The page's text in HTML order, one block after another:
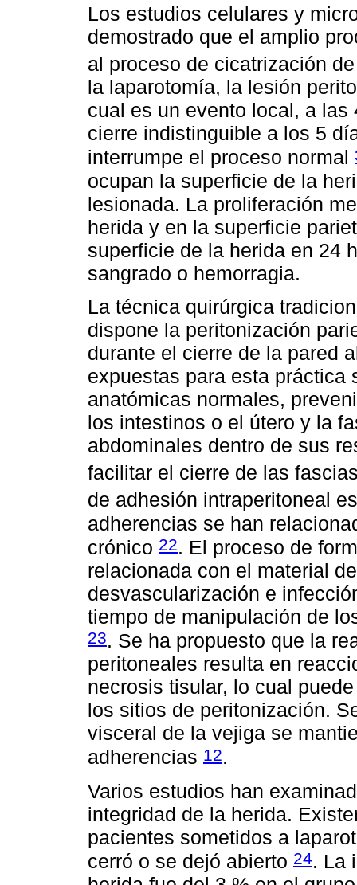
Los estudios celulares y
demostrado que el amplio
al proceso de cicatrización
la laparotomía, la lesión
cual es un evento local, a
cierre indistinguible a los 5
interrumpe el proceso normal
ocupan la superficie de la
lesionada. La proliferación
herida y en la superficie
superficie de la herida en 24
sangrado o hemorragia.
La técnica quirúrgica
dispone la peritonización
durante el cierre de la pared
expuestas para esta práctica
anatómicas normales,
los intestinos o el útero y la
abdominales dentro de sus
facilitar el cierre de las
de adhesión intraperitoneal
adherencias se han
crónico 22. El proceso de
relacionada con el material
desvascularización e
tiempo de manipulación de
23. Se ha propuesto que la
peritoneales resulta en
necrosis tisular, lo cual
los sitios de peritonización.
visceral de la vejiga se
adherencias 12.
Varios estudios han
integridad de la herida.
pacientes sometidos a
cerró o se dejó abierto 24. La